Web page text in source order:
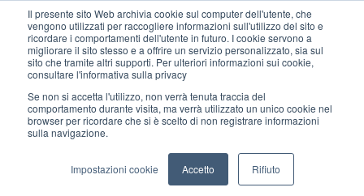
Il presente sito Web archivia cookie sul computer dell'utente, che
vengono utilizzati per raccogliere informazioni sull'utilizzo del sito e
ricordare i comportamenti dell'utente in futuro. I cookie servono a
migliorare il sito stesso e a offrire un servizio personalizzato, sia sul
sito che tramite altri supporti. Per ulteriori informazioni sui cookie,
consultare l'informativa sulla privacy
Se non si accetta l'utilizzo, non verrà tenuta traccia del
comportamento durante visita, ma verrà utilizzato un unico cookie nel
browser per ricordare che si è scelto di non registrare informazioni
sulla navigazione.
Impostazioni cookie Accetto Rifiuto
MENU